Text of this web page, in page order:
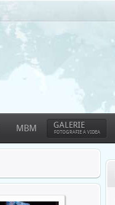
MBM GALERIE
FOTOGRAFIE A VIDEA